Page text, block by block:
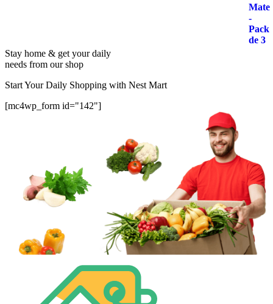
Stay home & get your daily
needs from our shop
Start Your Daily Shopping with Nest Mart
[mc4wp_form id="142"]